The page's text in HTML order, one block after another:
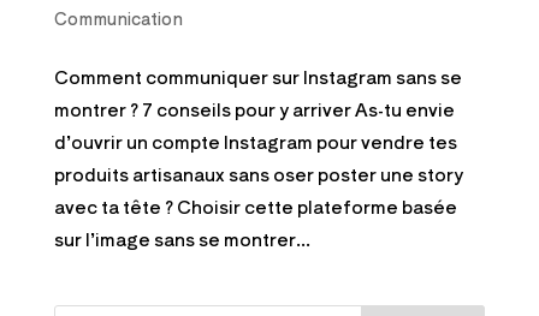
Communication
Comment communiquer sur Instagram sans se
montrer ? 7 conseils pour y arriver As-tu envie
d’ouvrir un compte Instagram pour vendre tes
produits artisanaux sans oser poster une story
avec ta tête ? Choisir cette plateforme basée
sur l’image sans se montrer...